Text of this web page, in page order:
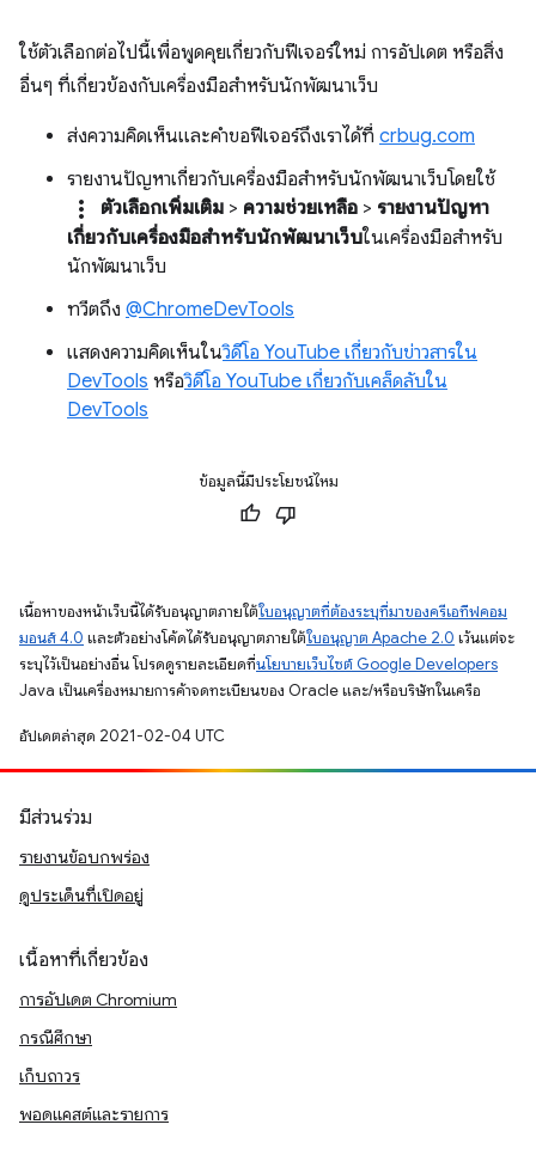
ใช้ตัวเลือกต่อไปนี้เพื่อพูดคุยเกี่ยวกับฟีเจอร์ใหม่ การอัปเดต หรือสิ่ง
อื่นๆ ที่เกี่ยวข้องกับเครื่องมือสำหรับนักพัฒนาเว็บ
ส่งความคิดเห็นและคำขอฟีเจอร์ถึงเราได้ที่ crbug.com
รายงานปัญหาเกี่ยวกับเครื่องมือสําหรับนักพัฒนาเว็บโดยใช้
more_vert ตัวเลือกเพิ่มเติม > ความช่วยเหลือ > รายงานปัญหา
เกี่ยวกับเครื่องมือสําหรับนักพัฒนาเว็บในเครื่องมือสําหรับ
นักพัฒนาเว็บ
ทวีตถึง @ChromeDevTools
แสดงความคิดเห็นในวิดีโอ YouTube เกี่ยวกับข่าวสารใน
DevTools หรือวิดีโอ YouTube เกี่ยวกับเคล็ดลับใน
DevTools
ข้อมูลนี้มีประโยชน์ไหม
เนื้อหาของหน้าเว็บนี้ได้รับอนุญาตภายใต้ใบอนุญาตที่ต้องระบุที่มาของครีเอทีฟคอม
มอนส์ 4.0 และตัวอย่างโค้ดได้รับอนุญาตภายใต้ใบอนุญาต Apache 2.0 เว้นแต่จะ
ระบุไว้เป็นอย่างอื่น โปรดดูรายละเอียดที่นโยบายเว็บไซต์ Google Developers
Java เป็นเครื่องหมายการค้าจดทะเบียนของ Oracle และ/หรือบริษัทในเครือ
อัปเดตล่าสุด 2021-02-04 UTC
มีส่วนร่วม
รายงานข้อบกพร่อง
ดูประเด็นที่เปิดอยู่
เนื้อหาที่เกี่ยวข้อง
การอัปเดต Chromium
กรณีศึกษา
เก็บถาวร
พอดแคสต์และรายการ